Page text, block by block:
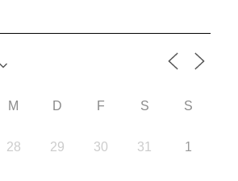
M D F S S
28 29 30 31 1